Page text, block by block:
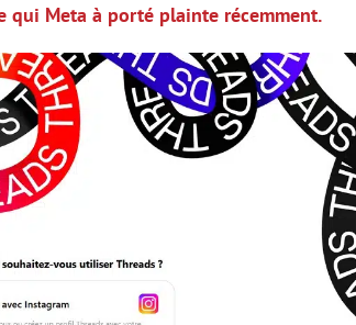
qui Meta à porté plainte récemment.